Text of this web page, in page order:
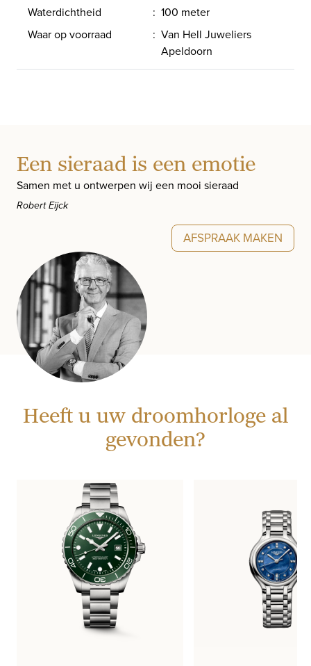
Waterdichtheid : 100 meter
Waar op voorraad
: Van Hell Juweliers
Apeldoorn
Een sieraad is een emotie
Samen met u ontwerpen wij een mooi sieraad
Robert Eijck
AFSPRAAK MAKEN
Heeft u uw droomhorloge al
gevonden?